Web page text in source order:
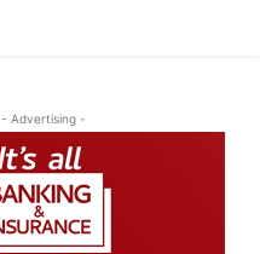
- Advertising -